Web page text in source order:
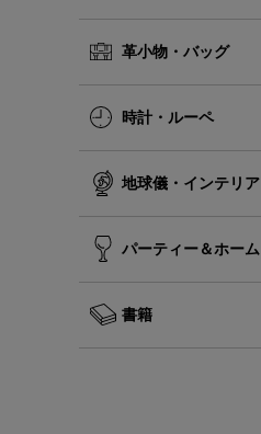
革小物・バッグ
時計・ルーペ
地球儀・インテリア
パーティー＆ホーム
書籍